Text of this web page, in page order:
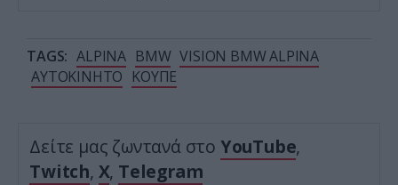
TAGS: ALPINA BMW VISION BMW ALPINA
ΑΥΤΟΚΙΝΗΤΟ ΚΟΥΠΕ
Δείτε μας ζωντανά στο YouTube,
Twitch, X, Telegram